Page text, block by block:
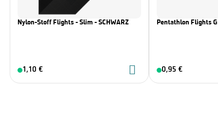
Nylon-Stoff Flights - Slim - SCHWARZ
1,10 €
Pentathlon Flights
0,95 €